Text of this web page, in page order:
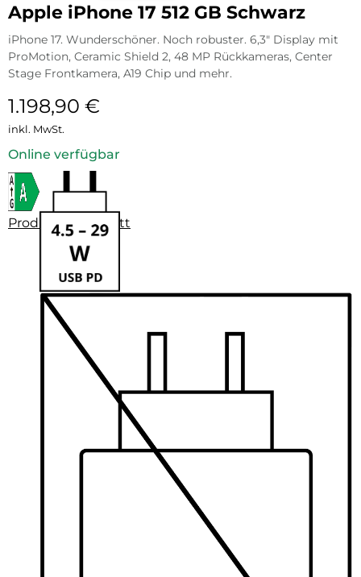
Apple iPhone 17 512 GB Schwarz
iPhone 17. Wunderschöner. Noch robuster. 6,3″ Display mit
ProMotion, Ceramic Shield 2, 48 MP Rückkameras, Center
Stage Frontkamera, A19 Chip und mehr.
1.198,90 €
inkl. MwSt.
Online verfügbar
Produktdatenblatt